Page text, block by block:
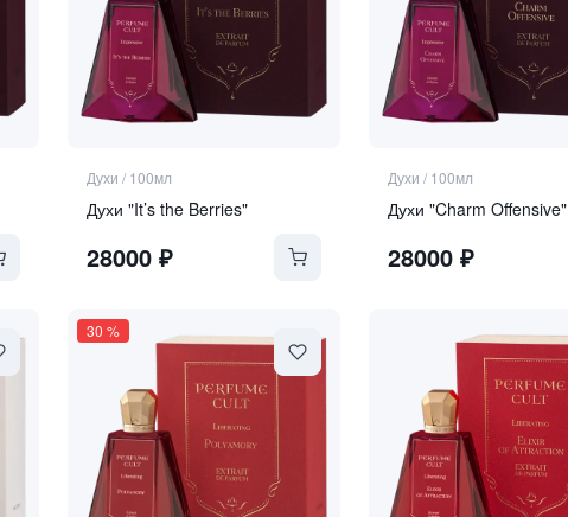
Духи / 100мл
Духи "It’s the Berries"
28000 ₽
Духи / 100мл
Духи "Charm Offensive"
28000 ₽
30 %